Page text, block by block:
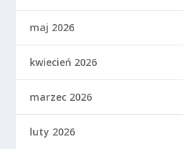
maj 2026
kwiecień 2026
marzec 2026
luty 2026